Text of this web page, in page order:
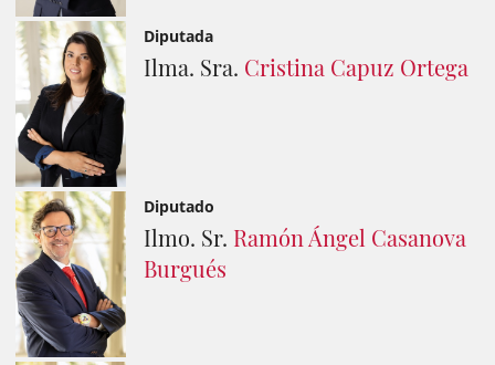
Diputada
Ilma. Sra. Cristina Capuz Ortega
Diputado
Ilmo. Sr. Ramón Ángel Casanova
Burgués